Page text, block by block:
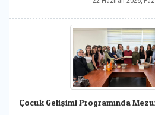
Çocuk Gelişimi Programında